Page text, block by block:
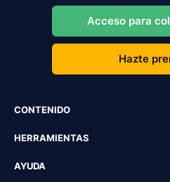
Acceso para
Hazte
CONTENIDO
HERRAMIENTAS
AYUDA